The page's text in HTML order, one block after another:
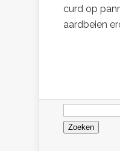
curd op
aardbeien
Zoeken
naar: